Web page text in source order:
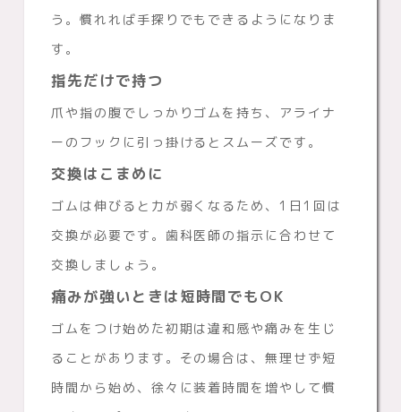
う。慣れれば手探りでもできるようになりま
す。
指先だけで持つ
爪や指の腹でしっかりゴムを持ち、アライナ
ーのフックに引っ掛けるとスムーズです。
交換はこまめに
ゴムは伸びると力が弱くなるため、1日1回は
交換が必要です。歯科医師の指示に合わせて
交換しましょう。
痛みが強いときは短時間でもOK
ゴムをつけ始めた初期は違和感や痛みを生じ
ることがあります。その場合は、無理せず短
時間から始め、徐々に装着時間を増やして慣